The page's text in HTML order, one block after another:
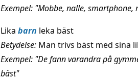
Exempel: "Mobbe, nalle,
Lika barn leka bäst
Betydelse: Man trivs bäst med sina
Exempel: "De fann varandra på
bäst"